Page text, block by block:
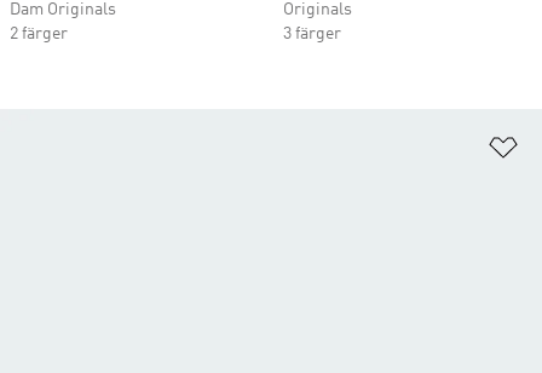
Dam Originals
2 färger
Originals
3 färger